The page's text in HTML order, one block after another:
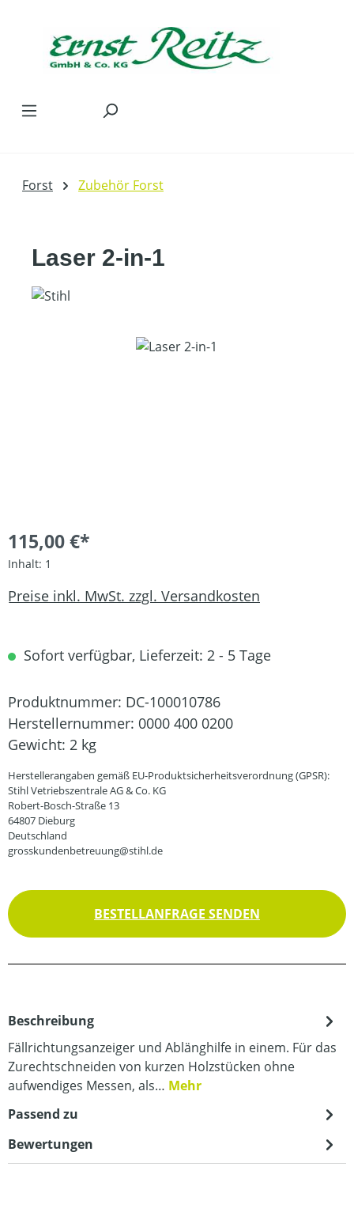
Forst Zubehör Forst
Laser 2-in-1
Bildergalerie überspringen
115,00 €*
Inhalt: 1
Preise inkl. MwSt. zzgl. Versandkosten
Sofort verfügbar, Lieferzeit: 2 - 5 Tage
Produktnummer: DC-100010786
Herstellernummer: 0000 400 0200
Gewicht: 2 kg
Herstellerangaben gemäß EU-Produktsicherheitsverordnung (GPSR):
Stihl Vetriebszentrale AG & Co. KG
Robert-Bosch-Straße 13
64807 Dieburg
Deutschland
grosskundenbetreuung@stihl.de
BESTELLANFRAGE SENDEN
Beschreibung
Fällrichtungsanzeiger und Ablänghilfe in einem. Für das
Zurechtschneiden von kurzen Holzstücken ohne
aufwendiges Messen, als… Mehr
Passend zu
Bewertungen